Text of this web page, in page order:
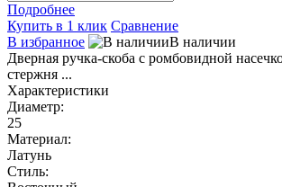
Подробнее
Купить в 1 клик Сравнение
В избранное
В наличии
Дверная ручка-скоба с ромбовидной
стержня ...
Характеристики
Диаметр:
25
Материал:
Латунь
Стиль: